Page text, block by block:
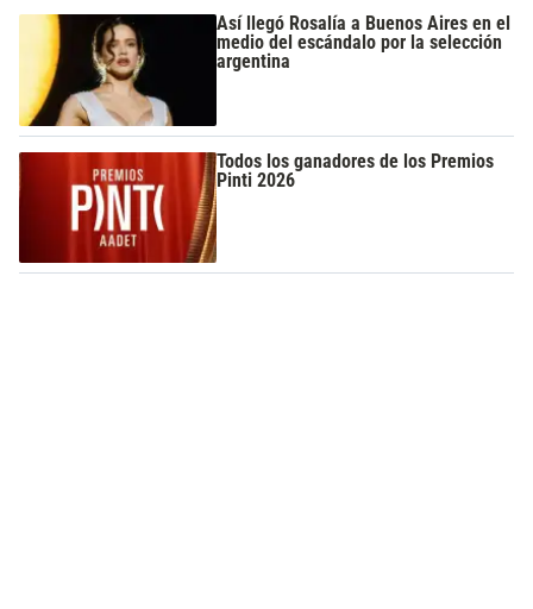
Así llegó Rosalía a Buenos Aires en el
medio del escándalo por la selección
argentina
Todos los ganadores de los Premios
Pinti 2026